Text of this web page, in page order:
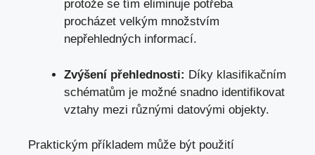
protože se tím ​eliminuje potřeba
procházet velkým množstvím
nepřehledných informací.
Zvýšení přehlednosti: Díky klasifikačním
schématům je možné snadno identifikovat
vztahy mezi různými datovými objekty.
Praktickým příkladem může být ​použití